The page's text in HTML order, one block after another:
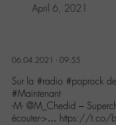
April 6, 2021
06.04.2021 - 09:55
Sur la #radio #poprock de
#Maintenant
-M- @M_Chedid –
écouter->… https://t.co/